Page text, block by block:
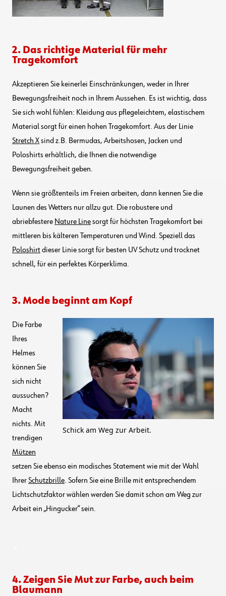
2. Das richtige Material für mehr
Tragekomfort
Akzeptieren Sie keinerlei Einschränkungen, weder in Ihrer
Bewegungsfreiheit noch in Ihrem Aussehen. Es ist wichtig, dass
Sie sich wohl fühlen: Kleidung aus pflegeleichtem, elastischem
Material sorgt für einen hohen Tragekomfort. Aus der Linie
Stretch Xsind z.B. Bermudas, Arbeitshosen, Jacken und
Poloshirts erhältlich, die Ihnen die notwendige
Bewegungsfreiheit geben.
Wenn sie größtenteils im Freien arbeiten, dann kennen Sie die
Launen des Wetters nur allzu gut. Die robustere und
abriebfestere Nature Linesorgt für höchsten Tragekomfort bei
mittleren bis kälteren Temperaturen und Wind. Speziell das
Poloshirtdieser Linie sorgt für besten UV Schutz und trocknet
schnell, für ein perfektes Körperklima.
3. Mode beginnt am Kopf
Schick am Weg zur Arbeit.
Die Farbe
Ihres
Helmes
können Sie
sich nicht
aussuchen?
Macht
nichts. Mit
trendigen
Mützen
setzen Sie ebenso ein modisches Statement wie mit der Wahl
IhrerSchutzbrille. Sofern Sie eine Brille mit entsprechendem
Lichtschutzfaktor wählen werden Sie damit schon am Weg zur
Arbeit ein „Hingucker“ sein.
4. Zeigen Sie Mut zur Farbe, auch beim
Blaumann